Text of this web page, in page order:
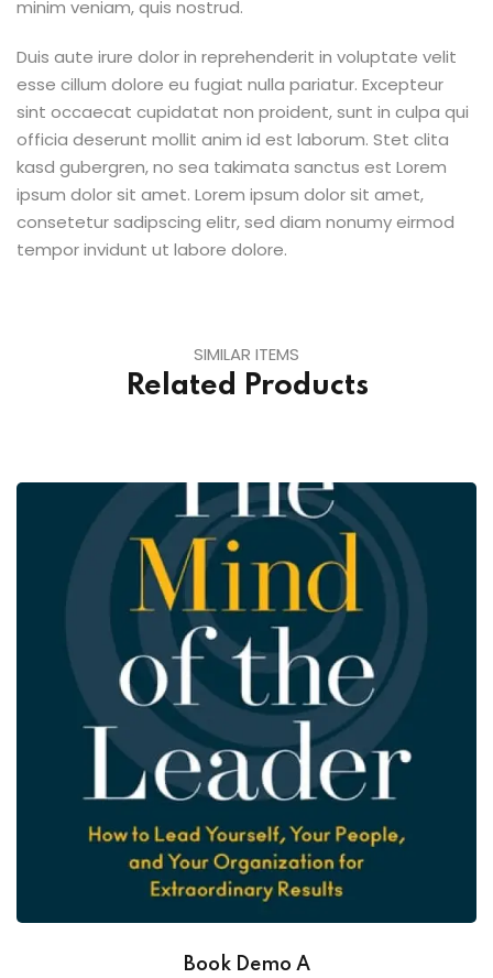
minim veniam, quis nostrud.
Duis aute irure dolor in reprehenderit in voluptate velit
esse cillum dolore eu fugiat nulla pariatur. Excepteur
sint occaecat cupidatat non proident, sunt in culpa qui
officia deserunt mollit anim id est laborum. Stet clita
kasd gubergren, no sea takimata sanctus est Lorem
ipsum dolor sit amet. Lorem ipsum dolor sit amet,
consetetur sadipscing elitr, sed diam nonumy eirmod
tempor invidunt ut labore dolore.
SIMILAR ITEMS
Related Products
Book Demo A